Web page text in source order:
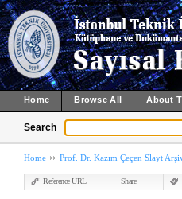
Home Browse All About
Search
Home Prof. Dr. Kazım Çeçen Slayt
Reference URL Share